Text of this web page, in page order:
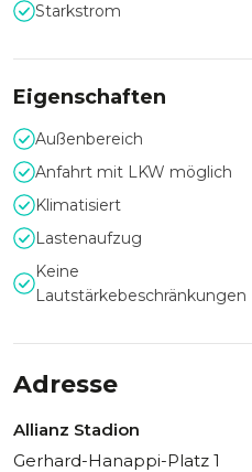
Starkstrom
Eigenschaften
Außenbereich
Anfahrt mit LKW möglich
Klimatisiert
Lastenaufzug
Keine
Lautstärkebeschränkungen
Adresse
Allianz Stadion
Gerhard-Hanappi-Platz 1